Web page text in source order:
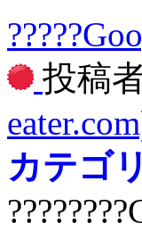
投稿
カテゴリ